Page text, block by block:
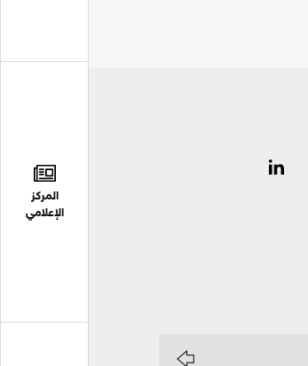
المركز
الإعلامي